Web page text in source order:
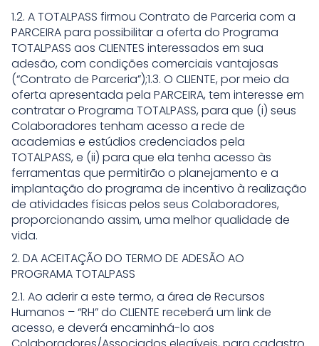
1.2. A TOTALPASS firmou Contrato de Parceria com a
PARCEIRA para possibilitar a oferta do Programa
TOTALPASS aos CLIENTES interessados em sua
adesão, com condições comerciais vantajosas
(“Contrato de Parceria”);1.3. O CLIENTE, por meio da
oferta apresentada pela PARCEIRA, tem interesse em
contratar o Programa TOTALPASS, para que (i) seus
Colaboradores tenham acesso a rede de
academias e estúdios credenciados pela
TOTALPASS, e (ii) para que ela tenha acesso às
ferramentas que permitirão o planejamento e a
implantação do programa de incentivo à realização
de atividades físicas pelos seus Colaboradores,
proporcionando assim, uma melhor qualidade de
vida.
2. DA ACEITAÇÃO DO TERMO DE ADESÃO AO
PROGRAMA TOTALPASS
2.1. Ao aderir a este termo, a área de Recursos
Humanos – “RH” do CLIENTE receberá um link de
acesso, e deverá encaminhá-lo aos